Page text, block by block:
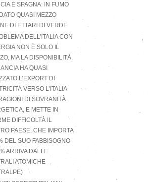
E SPAGNA: IN FUMO
QUASI MEZZO
DI ETTARI DI VERDE
DELL’ITALIA CON
NON È SOLO IL
MA LA DISPONIBILITÀ.
HA QUASI
L’EXPORT DI
VERSO L’ITALIA
DI SOVRANITÀ
E METTE IN
DIFFICOLTÀ IL
PAESE, CHE IMPORTA
DEL SUO FABBISOGNO
ARRIVA DALLE
ATOMICHE